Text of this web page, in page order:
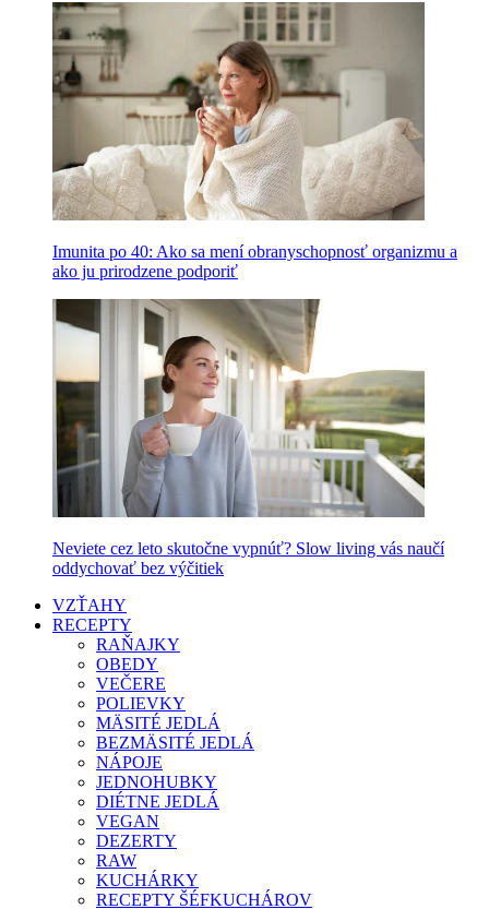
Imunita po 40: Ako sa mení obranyschopnosť organizmu a
ako ju prirodzene podporiť
Neviete cez leto skutočne vypnúť? Slow living vás naučí
oddychovať bez výčitiek
VZŤAHY
RECEPTY
RAŇAJKY
OBEDY
VEČERE
POLIEVKY
MÄSITÉ JEDLÁ
BEZMÄSITÉ JEDLÁ
NÁPOJE
JEDNOHUBKY
DIÉTNE JEDLÁ
VEGAN
DEZERTY
RAW
KUCHÁRKY
RECEPTY ŠÉFKUCHÁROV